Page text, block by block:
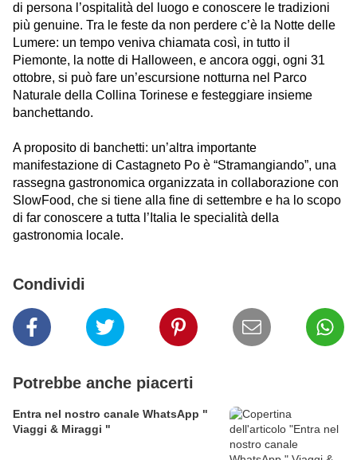
di persona l’ospitalità del luogo e conoscere le tradizioni
più genuine. Tra le feste da non perdere c’è la Notte delle
Lumere: un tempo veniva chiamata così, in tutto il
Piemonte, la notte di Halloween, e ancora oggi, ogni 31
ottobre, si può fare un’escursione notturna nel Parco
Naturale della Collina Torinese e festeggiare insieme
banchettando.
A proposito di banchetti: un’altra importante
manifestazione di Castagneto Po è “Stramangiando”, una
rassegna gastronomica organizzata in collaborazione con
SlowFood, che si tiene alla fine di settembre e ha lo scopo
di far conoscere a tutta l’Italia le specialità della
gastronomia locale.
Condividi
Potrebbe anche piacerti
Entra nel nostro canale WhatsApp "
Viaggi & Miraggi "